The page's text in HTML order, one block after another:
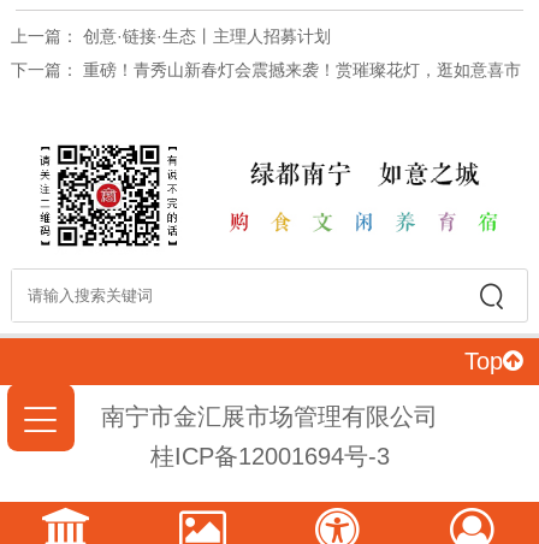
上一篇： 创意·链接·生态丨主理人招募计划
下一篇： 重磅！青秀山新春灯会震撼来袭！赏璀璨花灯，逛如意喜市
Top
南宁市金汇展市场管理有限公司
桂ICP备12001694号-3